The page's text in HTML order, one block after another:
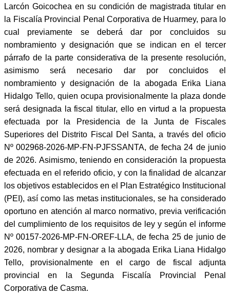
Larcón Goicochea en su condición de magistrada titular en
la Fiscalía Provincial Penal Corporativa de Huarmey, para lo
cual previamente se deberá dar por concluidos su
nombramiento y designación que se indican en el tercer
párrafo de la parte considerativa de la presente resolución,
asimismo será necesario dar por concluidos el
nombramiento y designación de la abogada Erika Liana
Hidalgo Tello, quien ocupa provisionalmente la plaza donde
será designada la fiscal titular, ello en virtud a la propuesta
efectuada por la Presidencia de la Junta de Fiscales
Superiores del Distrito Fiscal Del Santa, a través del oficio
Nº 002968-2026-MP-FN-PJFSSANTA, de fecha 24 de junio
de 2026. Asimismo, teniendo en consideración la propuesta
efectuada en el referido oficio, y con la finalidad de alcanzar
los objetivos establecidos en el Plan Estratégico Institucional
(PEI), así como las metas institucionales, se ha considerado
oportuno en atención al marco normativo, previa verificación
del cumplimiento de los requisitos de ley y según el informe
Nº 00157-2026-MP-FN-OREF-LLA, de fecha 25 de junio de
2026, nombrar y designar a la abogada Erika Liana Hidalgo
Tello, provisionalmente en el cargo de fiscal adjunta
provincial en la Segunda Fiscalía Provincial Penal
Corporativa de Casma.